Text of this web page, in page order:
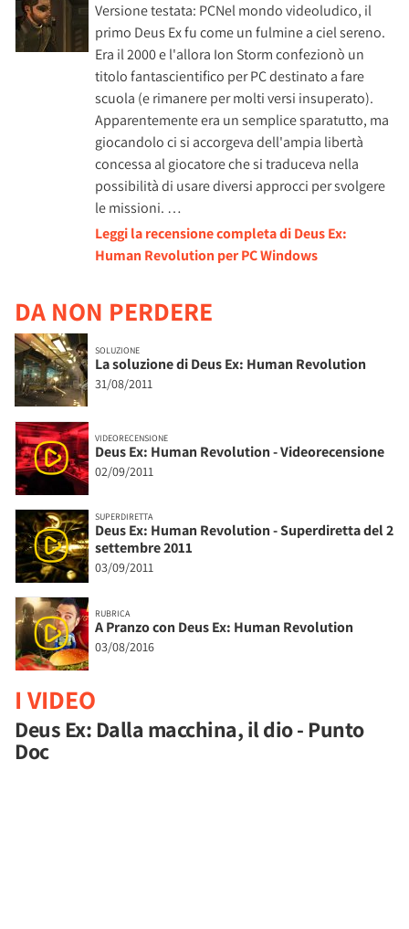
Versione testata: PCNel mondo videoludico, il
primo Deus Ex fu come un fulmine a ciel sereno.
Era il 2000 e l'allora Ion Storm confezionò un
titolo fantascientifico per PC destinato a fare
scuola (e rimanere per molti versi insuperato).
Apparentemente era un semplice sparatutto, ma
giocandolo ci si accorgeva dell'ampia libertà
concessa al giocatore che si traduceva nella
possibilità di usare diversi approcci per svolgere
le missioni. …
Leggi la recensione completa di Deus Ex:
Human Revolution per PC Windows
DA NON PERDERE
SOLUZIONE
La soluzione di Deus Ex: Human Revolution
31/08/2011
VIDEORECENSIONE
Deus Ex: Human Revolution - Videorecensione
02/09/2011
SUPERDIRETTA
Deus Ex: Human Revolution - Superdiretta del 2
settembre 2011
03/09/2011
RUBRICA
A Pranzo con Deus Ex: Human Revolution
03/08/2016
I VIDEO
Deus Ex: Dalla macchina, il dio - Punto
Doc